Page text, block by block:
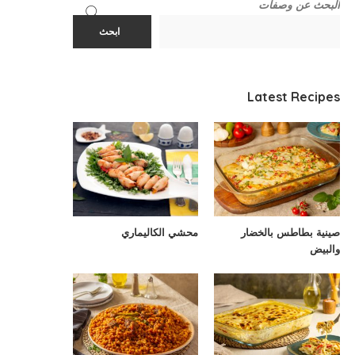
البحث عن وصفات
ابحث
Latest Recipes
صينية بطاطس بالخضار
والبيض
محشي الكاليماري